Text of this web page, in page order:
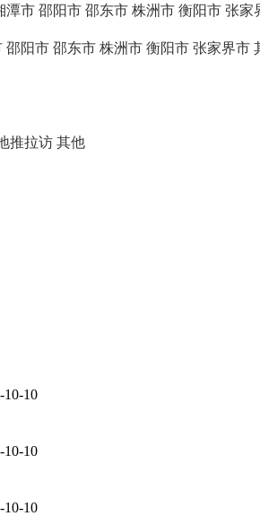
潭市 邵阳市 邵东市 株洲市 衡阳市 张家
邵阳市 邵东市 株洲市 衡阳市 张家界市
推拉访 其他
10
10
10